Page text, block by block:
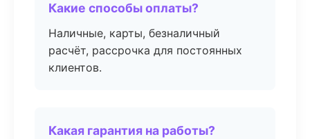
Какие способы оплаты?
Наличные, карты, безналичный
расчёт, рассрочка для постоянных
клиентов.
Какая гарантия на работы?